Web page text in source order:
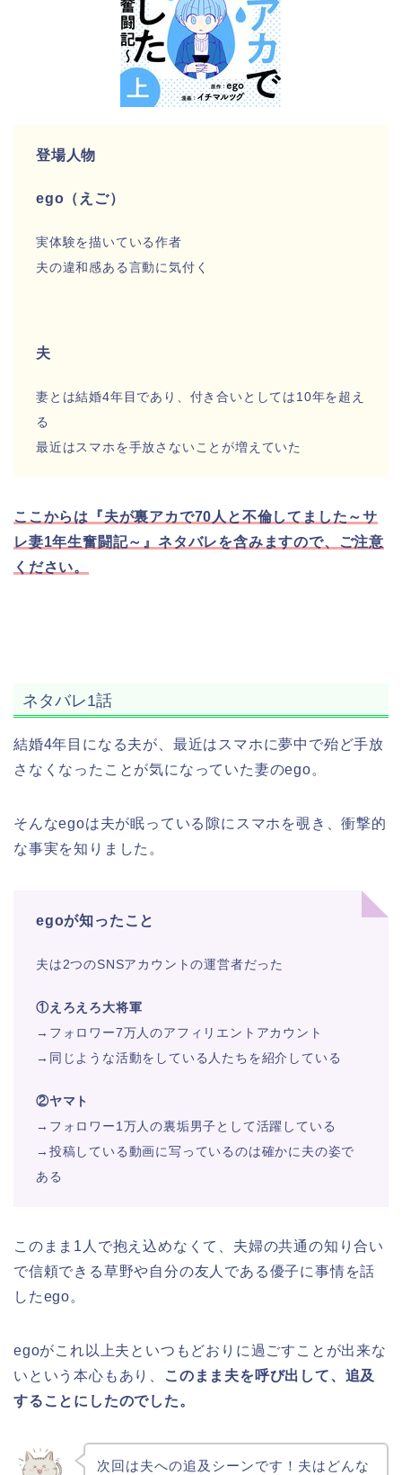
登場人物
ego（えご）
実体験を描いている作者
夫の違和感ある言動に気付く
夫
妻とは結婚4年目であり、付き合いとしては10年を超え
る
最近はスマホを手放さないことが増えていた
ここからは『夫が裏アカで70人と不倫してました～サ
レ妻1年生奮闘記～』ネタバレを含みますので、ご注意
ください。
ネタバレ1話
結婚4年目になる夫が、最近はスマホに夢中で殆ど手放
さなくなったことが気になっていた妻のego。
そんなegoは夫が眠っている隙にスマホを覗き、衝撃的
な事実を知りました。
egoが知ったこと
夫は2つのSNSアカウントの運営者だった
①えろえろ大将軍
→フォロワー7万人のアフィリエントアカウント
→同じような活動をしている人たちを紹介している
②ヤマト
→フォロワー1万人の裏垢男子として活躍している
→投稿している動画に写っているのは確かに夫の姿で
ある
このまま1人で抱え込めなくて、夫婦の共通の知り合い
で信頼できる草野や自分の友人である優子に事情を話
したego。
egoがこれ以上夫といつもどおりに過ごすことが出来な
いという本心もあり、
このまま夫を呼び出して、追及
することにしたのでした。
次回は夫への追及シーンです！夫はどんな